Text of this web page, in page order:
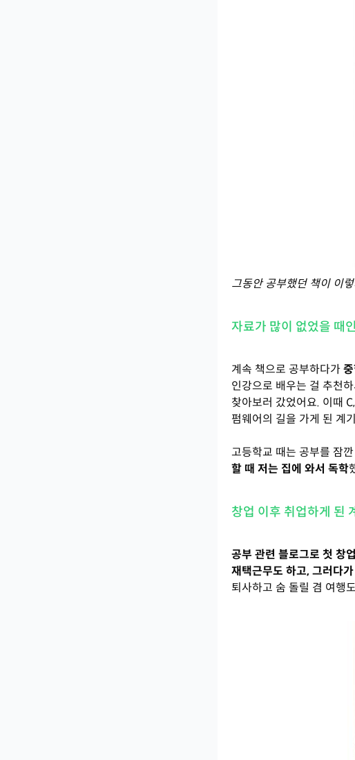
그동안 공부했던 책이 이
자료가 많이 없었을 때
계속 책으로 공부하다가
인강으로 배우는 걸 추천
찾아보러 갔었어요. 이때
펌웨어의 길을 가게 된 계
고등학교 때는 공부를 잠
할 때 저는 집에 와서 독학
창업 이후 취업하게 된
공부 관련 블로그로 첫 창
재택근무도 하고, 그러다
퇴사하고 숨 돌릴 겸 여행